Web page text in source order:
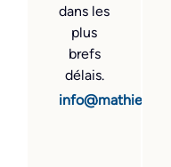
dans les
plus
brefs
délais.
info@mathier.com